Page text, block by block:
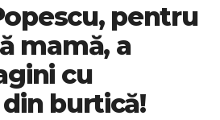
pentru
mamă, a
cu
burtică!